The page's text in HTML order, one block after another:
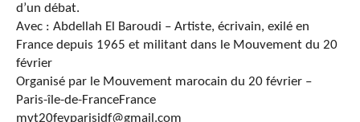
d’un débat.
Avec : Abdellah El Baroudi – Artiste, écrivain, exilé en
France depuis 1965 et militant dans le Mouvement du 20
février
Organisé par le Mouvement marocain du 20 février –
Paris-île-de-FranceFrance
mvt20fevparisidf@gmail.com